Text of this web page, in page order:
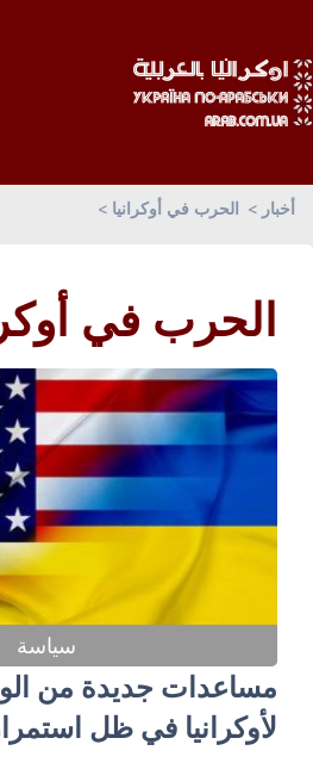
أخبار الحرب في أوكرانيا
الحرب في
سياسة
مساعدات جديدة من
لأوكرانيا في ظل